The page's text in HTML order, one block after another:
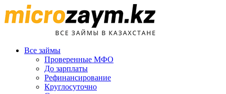
Все займы
Проверенные МФО
До зарплаты
Рефинансирование
Круглосуточно